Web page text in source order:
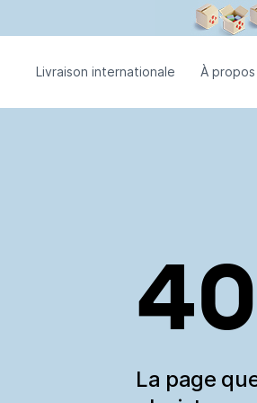
Livraison internationale À propos
La page